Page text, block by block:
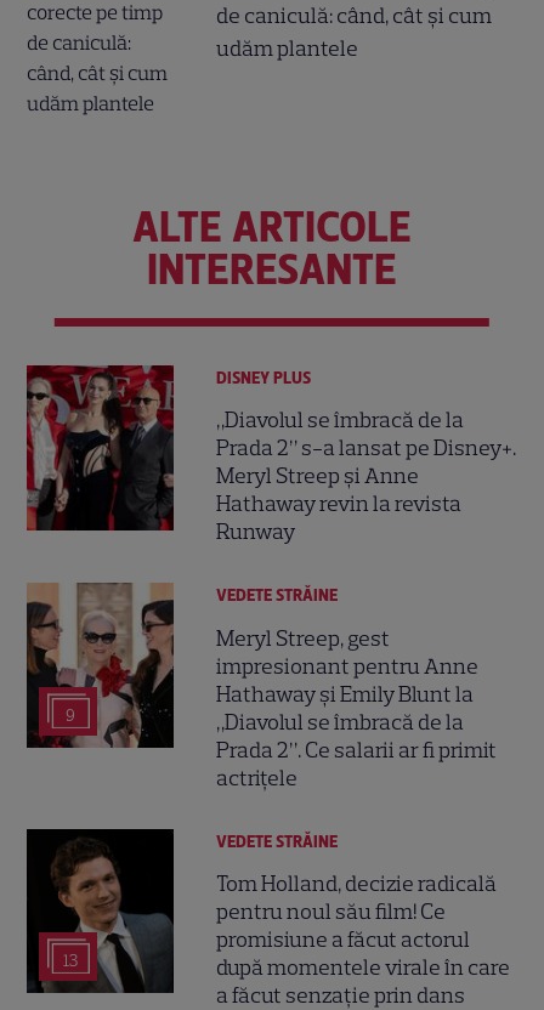
de caniculă: când, cât şi cum
udăm plantele
ALTE ARTICOLE
INTERESANTE
DISNEY PLUS
„Diavolul se îmbracă de la
Prada 2” s-a lansat pe Disney+.
Meryl Streep și Anne
Hathaway revin la revista
Runway
9
VEDETE STRĂINE
Meryl Streep, gest
impresionant pentru Anne
Hathaway și Emily Blunt la
„Diavolul se îmbracă de la
Prada 2”. Ce salarii ar fi primit
actrițele
13
VEDETE STRĂINE
Tom Holland, decizie radicală
pentru noul său film! Ce
promisiune a făcut actorul
după momentele virale în care
a făcut senzație prin dans